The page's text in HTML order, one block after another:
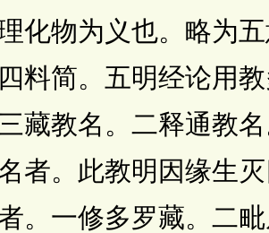
化物为义也。略为
料简。五明经论用
藏教名。二释通教
者。此教明因缘生
。一修多罗藏。二